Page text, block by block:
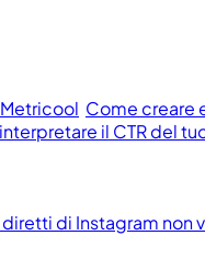
Come creare
il CTR del
di Instagram non